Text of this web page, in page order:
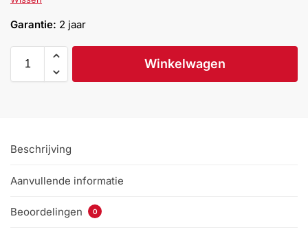
Garantie: 2 jaar
Winkelwagen
Beschrijving
Aanvullende informatie
Beoordelingen 0